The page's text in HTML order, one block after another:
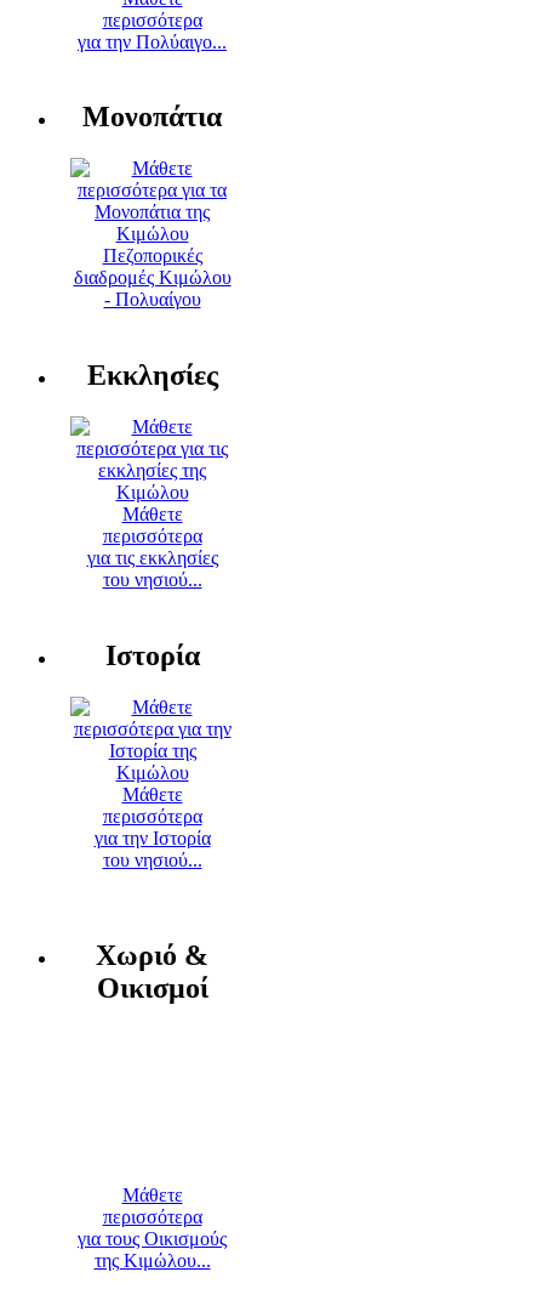
περισσότερα
για την Πολύαιγο...
Μονοπάτια
Πεζοπορικές
διαδρομές Κιμώλου
- Πολυαίγου
Εκκλησίες
Μάθετε
περισσότερα
για τις εκκλησίες
του νησιού...
Ιστορία
Μάθετε
περισσότερα
για την Ιστορία
του νησιού...
Χωριό &
Οικισμοί
Μάθετε
περισσότερα
για τους Οικισμούς
της Κιμώλου...